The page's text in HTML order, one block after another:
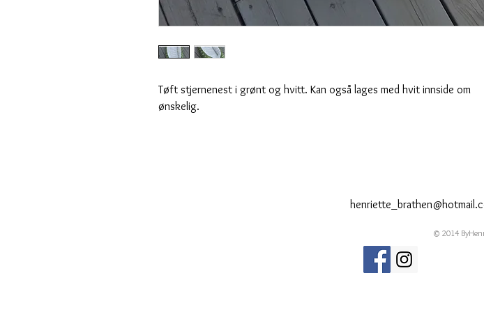
Tøft stjernenest i grønt og hvitt. Kan også lages med hvit innside om
ønskelig.
© 2014